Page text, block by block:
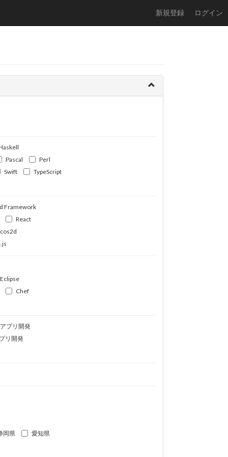
新規登録 ログイン
Pascal
Perl
Swift
TypeScript
Framework
React
Eclipse
Chef
プリ開発
リ開発
岡県
愛知県